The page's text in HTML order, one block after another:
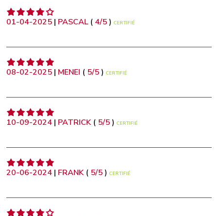
01-04-2025 | PASCAL( 4/5) CERTIFIÉ
08-02-2025 | MENEI ( 5/5) CERTIFIÉ
10-09-2024 | PATRICK ( 5/5) CERTIFIÉ
20-06-2024 | FRANK ( 5/5) CERTIFIÉ